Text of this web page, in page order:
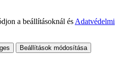
a beállításoknál és Adatvédelmi
Beállítások módosítása